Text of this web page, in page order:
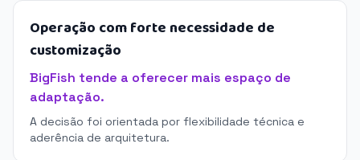
Operação com forte necessidade de
customização
BigFish tende a oferecer mais espaço de
adaptação.
A decisão foi orientada por flexibilidade técnica e
aderência de arquitetura.